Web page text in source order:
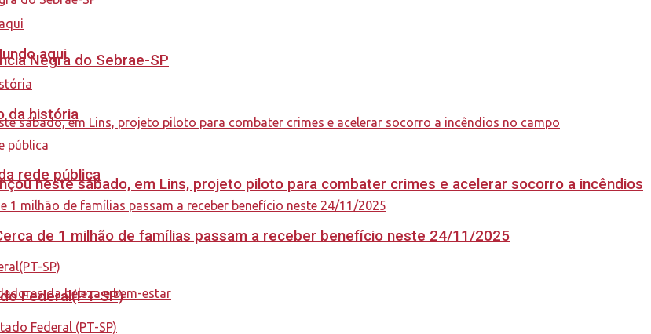
Negra do Sebrae-SP
neste sábado, em Lins, projeto piloto para combater crimes e acelerar socorro a incêndios
aqui
da história
rede pública
de 1 milhão de famílias passam a receber benefício neste 24/11/2025
Federal(PT-SP)